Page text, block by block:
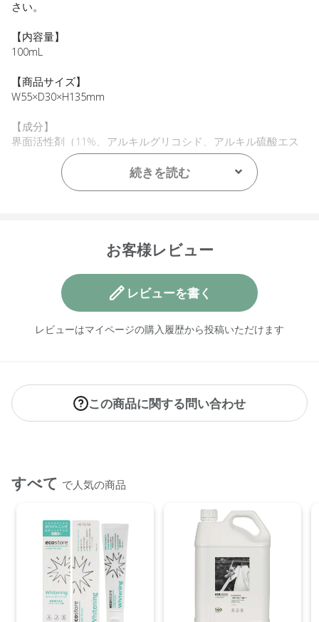
さい。
【内容量】
100mL
【商品サイズ】
W55×D30×H135mm
【成分】
界面活性剤（11%、アルキルグリコシド、アルキル硫酸エス
テルナトリウム、アルキルアミンオキシド）、pH調整剤、増
粘剤、香料
店舗でお問い合わせの際には、下記品番をお伝え下さい。
9420015010480
【店舗発売日】
CosmeKitchen 取り扱いなし
Biople 取り扱いなし
にお問い合わせください。
※発売日は予告なく変更する可能性がございます。予めご了承
ください。
●パッケージのリニューアル等の理由により、成分・処方が記
載と異なる場合がございます。
●予告なくパッケージ仕様が変更になる場合がございます。
続きを読む
お客様レビュー
レビューを書く
レビューはマイページの購入履歴から投稿いただけます
この商品に関する問い合わせ
すべて で人気の商品